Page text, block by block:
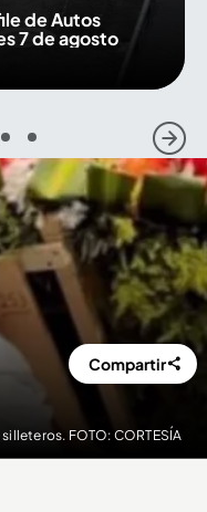
de Autos
7 de agosto
4 5
FOTO: CORTESÍA
Compartir